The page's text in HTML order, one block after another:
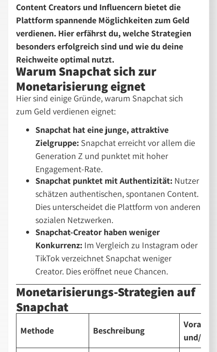
Content Creators und Influencern bietet die
Plattform spannende Möglichkeiten zum Geld
verdienen. Hier erfährst du, welche Strategien
besonders erfolgreich sind und wie du deine
Reichweite optimal nutzt.
Warum Snapchat sich zur
Monetarisierung eignet
Hier sind einige Gründe, warum Snapchat sich
zum Geld verdienen eignet:
Snapchat hat eine junge, attraktive
Zielgruppe: Snapchat erreicht vor allem die
Generation Z und punktet mit hoher
Engagement-Rate.
Snapchat punktet mit Authentizität: Nutzer
schätzen authentischen, spontanen Content.
Dies unterscheidet die Plattform von anderen
sozialen Netzwerken.
Snapchat-Creator haben weniger
Konkurrenz: Im Vergleich zu Instagram oder
TikTok verzeichnet Snapchat weniger
Creator. Dies eröffnet neue Chancen.
Monetarisierungs-Strategien auf
Snapchat
Methode Beschreibung
und/